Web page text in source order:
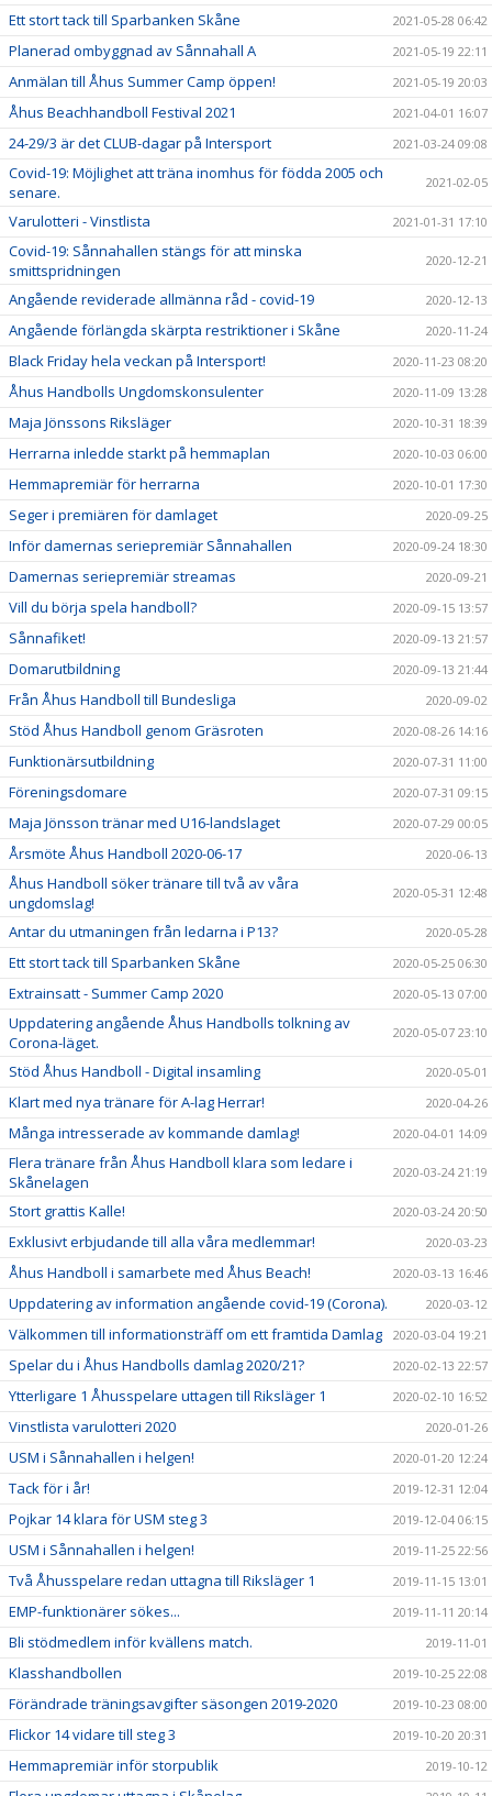
Ett stort tack till Sparbanken Skåne 2021-05-28 06:42
Planerad ombyggnad av Sånnahall A 2021-05-19 22:11
Anmälan till Åhus Summer Camp öppen! 2021-05-19 20:03
Åhus Beachhandboll Festival 2021 2021-04-01 16:07
24-29/3 är det CLUB-dagar på Intersport 2021-03-24 09:08
Covid-19: Möjlighet att träna inomhus för födda 2005 och
senare.
2021-02-05
Varulotteri - Vinstlista 2021-01-31 17:10
Covid-19: Sånnahallen stängs för att minska
smittspridningen
2020-12-21
Angående reviderade allmänna råd - covid-19 2020-12-13
Angående förlängda skärpta restriktioner i Skåne 2020-11-24
Black Friday hela veckan på Intersport! 2020-11-23 08:20
Åhus Handbolls Ungdomskonsulenter 2020-11-09 13:28
Maja Jönssons Riksläger 2020-10-31 18:39
Herrarna inledde starkt på hemmaplan 2020-10-03 06:00
Hemmapremiär för herrarna 2020-10-01 17:30
Seger i premiären för damlaget 2020-09-25
Inför damernas seriepremiär Sånnahallen 2020-09-24 18:30
Damernas seriepremiär streamas 2020-09-21
Vill du börja spela handboll? 2020-09-15 13:57
Sånnafiket! 2020-09-13 21:57
Domarutbildning 2020-09-13 21:44
Från Åhus Handboll till Bundesliga 2020-09-02
Stöd Åhus Handboll genom Gräsroten 2020-08-26 14:16
Funktionärsutbildning 2020-07-31 11:00
Föreningsdomare 2020-07-31 09:15
Maja Jönsson tränar med U16-landslaget 2020-07-29 00:05
Årsmöte Åhus Handboll 2020-06-17 2020-06-13
Åhus Handboll söker tränare till två av våra
ungdomslag!
2020-05-31 12:48
Antar du utmaningen från ledarna i P13? 2020-05-28
Ett stort tack till Sparbanken Skåne 2020-05-25 06:30
Extrainsatt - Summer Camp 2020 2020-05-13 07:00
Uppdatering angående Åhus Handbolls tolkning av
Corona-läget.
2020-05-07 23:10
Stöd Åhus Handboll - Digital insamling 2020-05-01
Klart med nya tränare för A-lag Herrar! 2020-04-26
Många intresserade av kommande damlag! 2020-04-01 14:09
Flera tränare från Åhus Handboll klara som ledare i
Skånelagen
2020-03-24 21:19
Stort grattis Kalle! 2020-03-24 20:50
Exklusivt erbjudande till alla våra medlemmar! 2020-03-23
Åhus Handboll i samarbete med Åhus Beach! 2020-03-13 16:46
Uppdatering av information angående covid-19 (Corona). 2020-03-12
Välkommen till informationsträff om ett framtida Damlag 2020-03-04 19:21
Spelar du i Åhus Handbolls damlag 2020/21? 2020-02-13 22:57
Ytterligare 1 Åhusspelare uttagen till Riksläger 1 2020-02-10 16:52
Vinstlista varulotteri 2020 2020-01-26
USM i Sånnahallen i helgen! 2020-01-20 12:24
Tack för i år! 2019-12-31 12:04
Pojkar 14 klara för USM steg 3 2019-12-04 06:15
USM i Sånnahallen i helgen! 2019-11-25 22:56
Två Åhusspelare redan uttagna till Riksläger 1 2019-11-15 13:01
EMP-funktionärer sökes... 2019-11-11 20:14
Bli stödmedlem inför kvällens match. 2019-11-01
Klasshandbollen 2019-10-25 22:08
Förändrade träningsavgifter säsongen 2019-2020 2019-10-23 08:00
Flickor 14 vidare till steg 3 2019-10-20 20:31
Hemmapremiär inför storpublik 2019-10-12